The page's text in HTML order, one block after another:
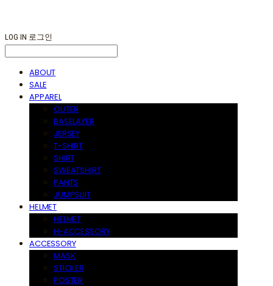
LOG IN 로그인
ABOUT
SALE
APPAREL
OUTER
BASELAYER
JERSEY
T-SHIRT
SHIRT
SWEATSHIRT
PANTS
JUMPSUIT
HELMET
HELMET
H-ACCESSORY
ACCESSORY
MASK
STICKER
POSTER